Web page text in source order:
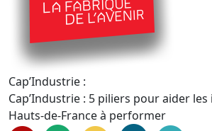
Cap’Industrie :
Cap’Industrie : 5 piliers pour aider
Hauts-de-France à performer